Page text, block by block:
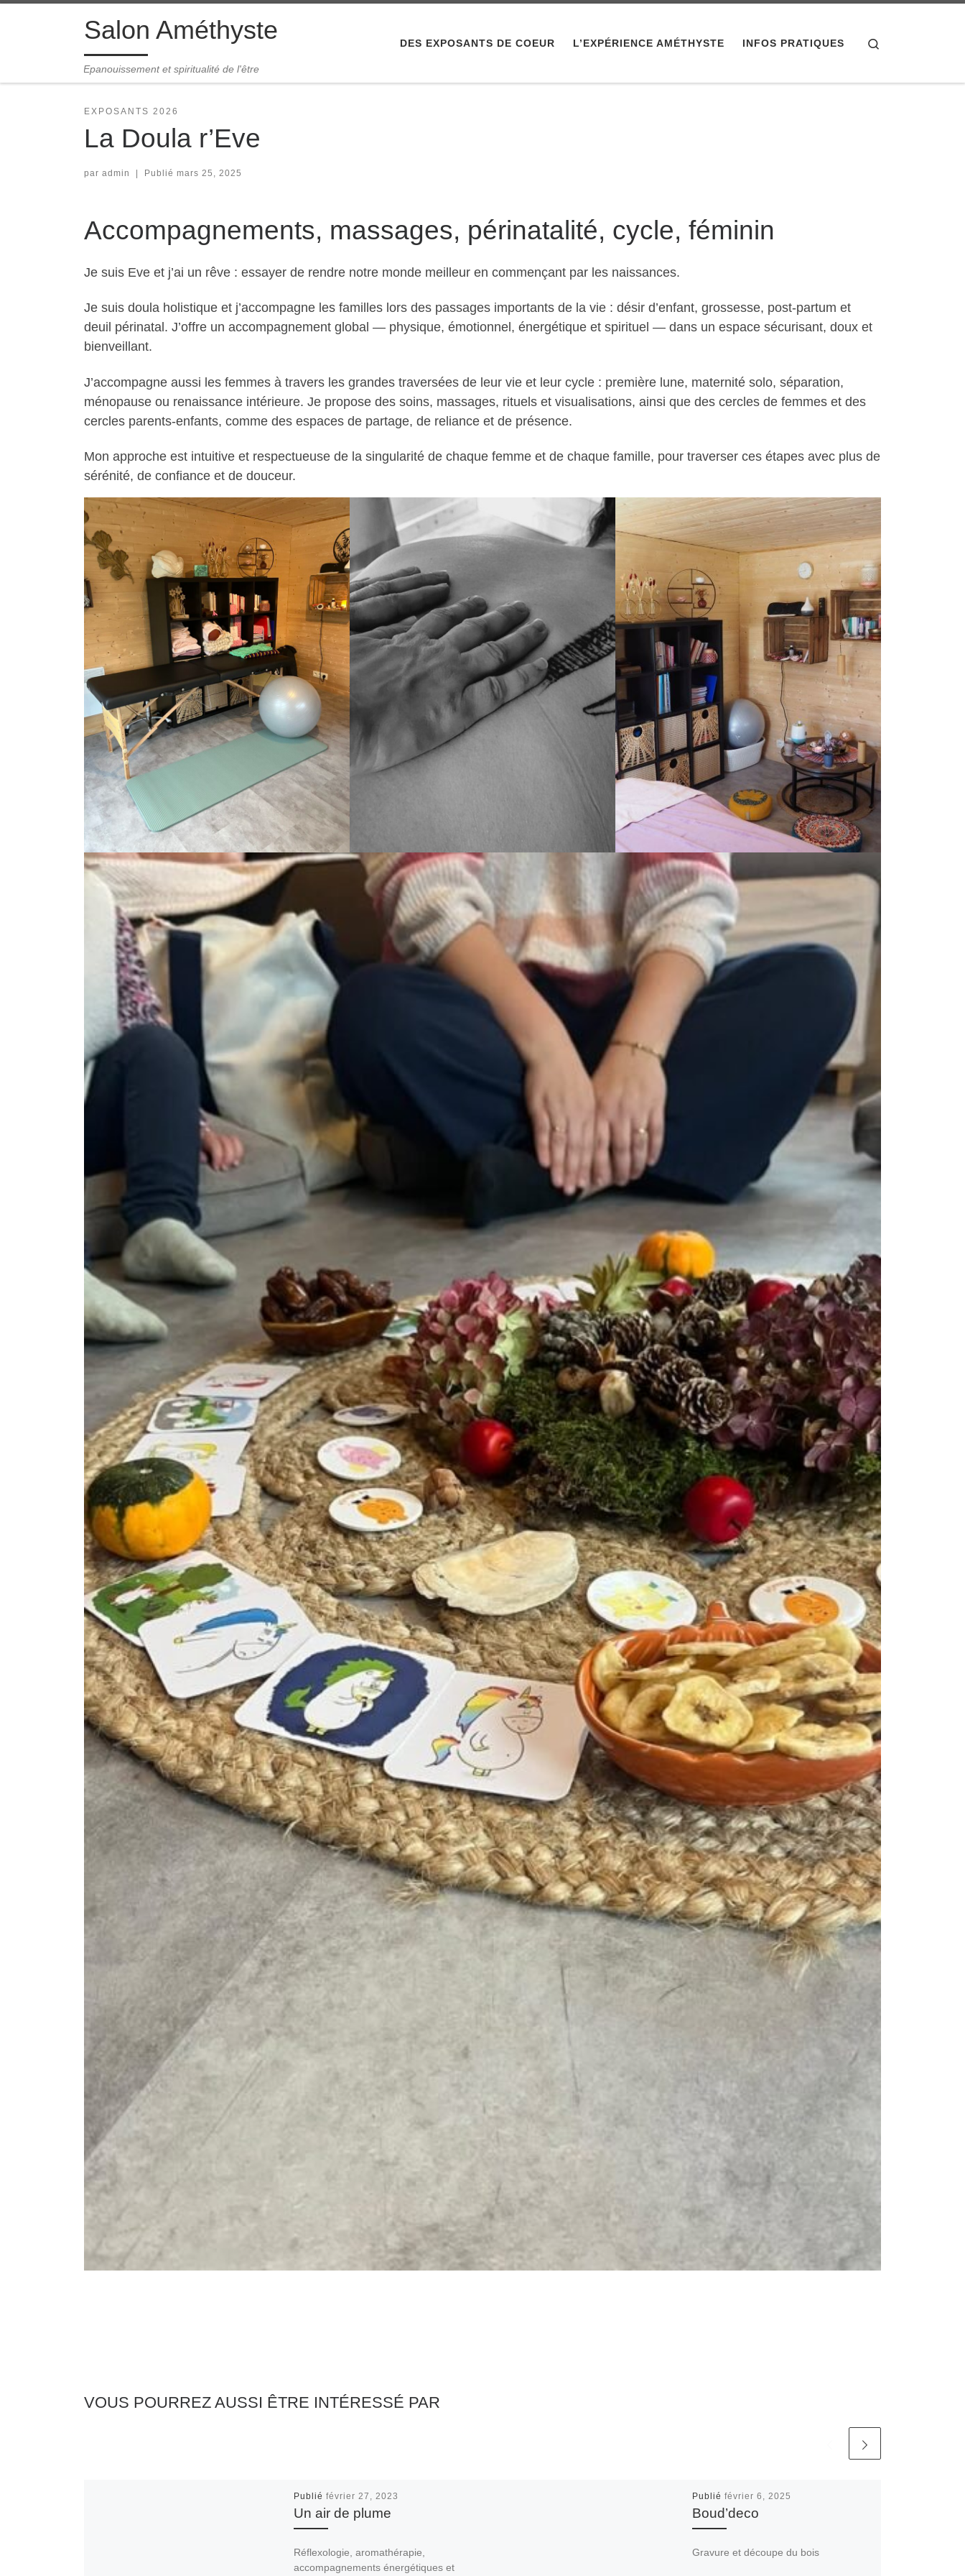
Passer au contenuSalon Améthyste
Epanouissement et spiritualité de l'être
DES EXPOSANTS DE COEUR L’EXPÉRIENCE AMÉTHYSTE INFOS PRATIQUES
EXPOSANTS 2026
La Doula r’Eve
par admin | Publié mars 25, 2025
Accompagnements, massages, périnatalité, cycle, féminin
Je suis Eve et j’ai un rêve : essayer de rendre notre monde meilleur en commençant par les naissances.
Je suis doula holistique et j’accompagne les familles lors des passages importants de la vie : désir d’enfant, grossesse, post-partum et
deuil périnatal. J’offre un accompagnement global — physique, émotionnel, énergétique et spirituel — dans un espace sécurisant, doux et
bienveillant.
J’accompagne aussi les femmes à travers les grandes traversées de leur vie et leur cycle : première lune, maternité solo, séparation,
ménopause ou renaissance intérieure. Je propose des soins, massages, rituels et visualisations, ainsi que des cercles de femmes et des
cercles parents-enfants, comme des espaces de partage, de reliance et de présence.
Mon approche est intuitive et respectueuse de la singularité de chaque femme et de chaque famille, pour traverser ces étapes avec plus de
sérénité, de confiance et de douceur.
VOUS POURREZ AUSSI ÊTRE INTÉRESSÉ PAR
Publié février 27, 2023
Un air de plume
Réflexologie, aromathérapie,
accompagnements énergétiques et
Publié février 6, 2025
Boud’deco
Gravure et découpe du bois